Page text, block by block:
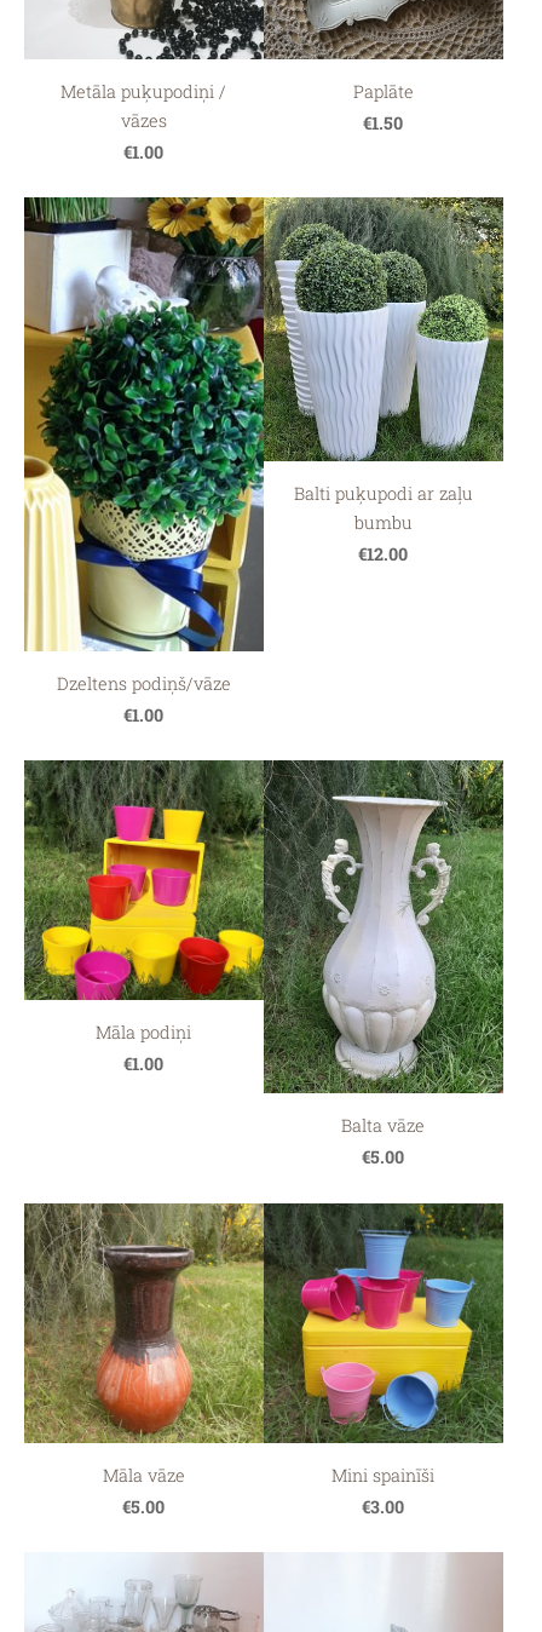
Metāla puķupodiņi /
vāzes
€1.00
Paplāte
€1.50
Dzeltens podiņš/vāze
€1.00
Balti puķupodi ar zaļu
bumbu
€12.00
Māla podiņi
€1.00
Balta vāze
€5.00
Māla vāze
€5.00
Mini spainīši
€3.00